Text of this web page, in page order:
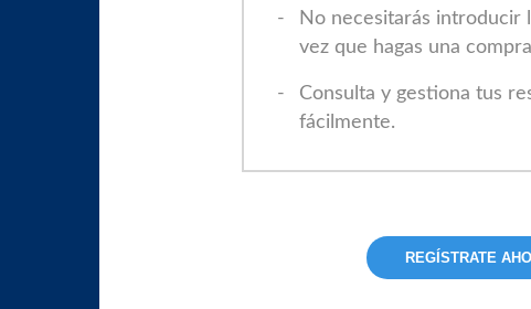
No necesitarás introducir
vez que hagas una
Consulta y gestiona tus
fácilmente.
REGÍSTRATE